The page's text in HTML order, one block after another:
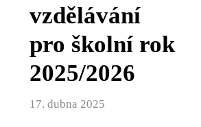
vzdělávání
pro školní rok
2025/2026
17. dubna 2025